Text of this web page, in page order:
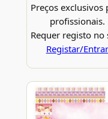
Preços exclusivos
profissionais.
Requer registo no
Registar/Entrar